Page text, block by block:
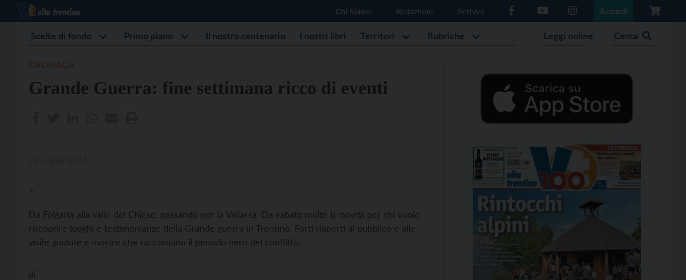
Chi Siamo Redazione Scrivici Accedi
Scelte di fondo Primo piano Il nostro centenario I nostri libri Territori Rubriche Leggi online Cerca
Grande Guerra: fine settimana ricco di eventi
>
Da Folgaria alla valle del Chiese, passando per la Vallarsa. Da sabato molte le novità per chi vuole
riscoprire luoghi e testimonianze della Grande guerra in Trentino. Forti riaperti al pubblico e alle
visite guidate e mostre che raccontano il periodo nero del conflitto.
di